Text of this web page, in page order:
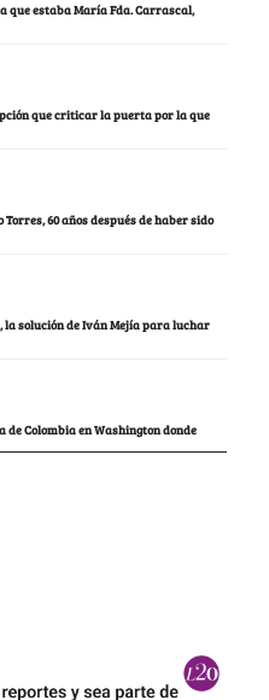
que estaba María Fda. Carrascal,
que criticar la puerta por la que
60 años después de haber sido
solución de Iván Mejía para luchar
de Colombia en Washington donde